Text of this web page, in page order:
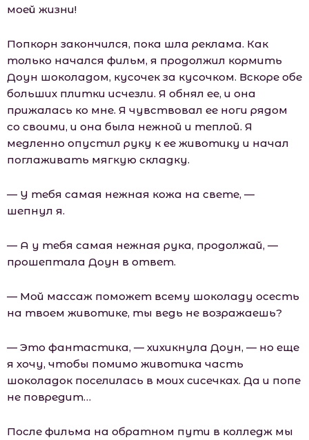
моей жизни!
Попкорн закончился, пока шла реклама. Как
только начался фильм, я продолжил кормить
Доун шоколадом, кусочек за кусочком. Вскоре обе
больших плитки исчезли. Я обнял ее, и она
прижалась ко мне. Я чувствовал ее ноги рядом
со своими, и она была нежной и теплой. Я
медленно опустил руку к ее животику и начал
поглаживать мягкую складку.
— У тебя самая нежная кожа на свете, —
шепнул я.
— А у тебя самая нежная рука, продолжай, —
прошептала Доун в ответ.
— Мой массаж поможет всему шоколаду осесть
на твоем животике, ты ведь не возражаешь?
— Это фантастика, — хихикнула Доун, — но еще
я хочу, чтобы помимо животика часть
шоколадок поселилась в моих сисечках. Да и попе
не повредит…
После фильма на обратном пути в колледж мы